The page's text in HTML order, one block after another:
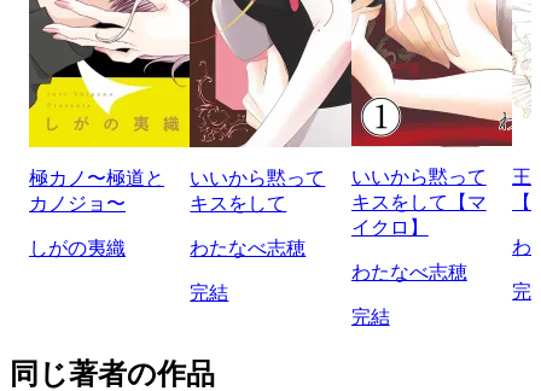
極カノ〜極道と
カノジョ〜
しがの夷織
いいから黙って
キスをして
わたなべ志穂
完結
いいから黙って
キスをして【マ
イクロ】
わたなべ志穂
完結
王
わ
完
同じ著者の作品